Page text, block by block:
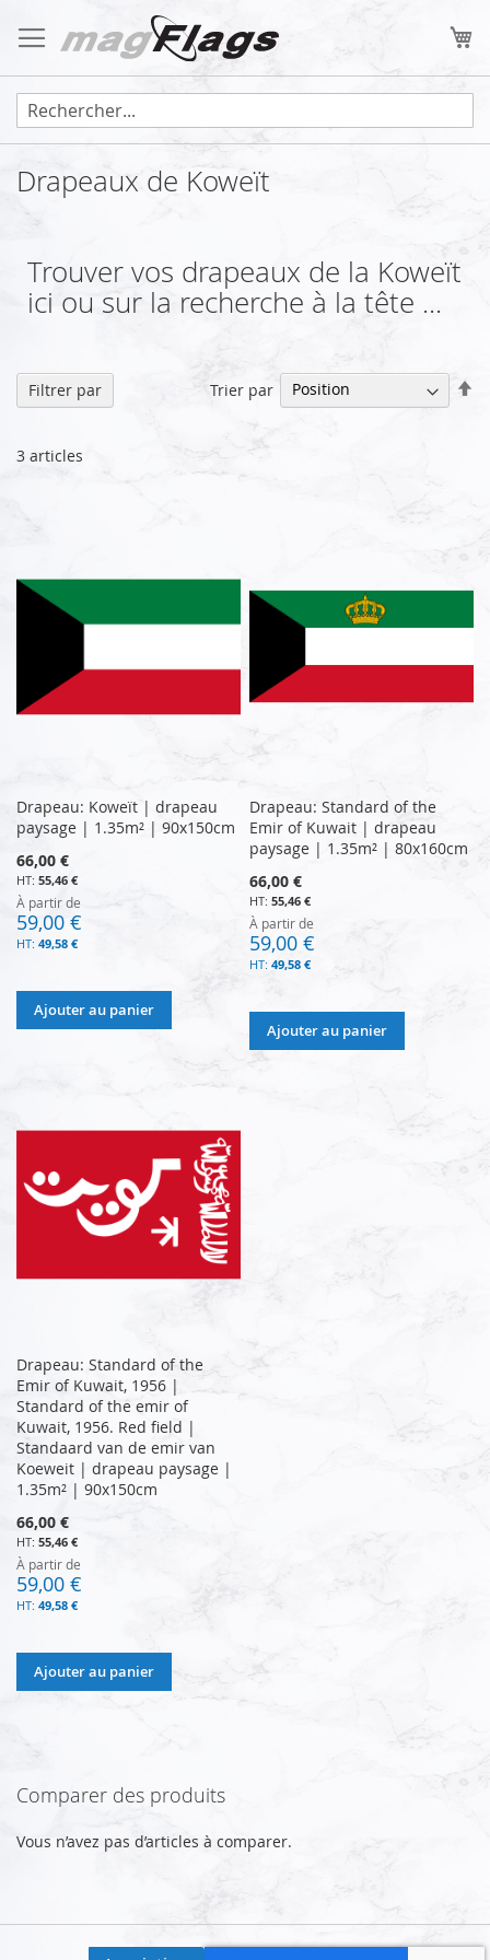
au
contenu
Drapeaux de Koweït
Trouver vos drapeaux de la Koweït
ici ou sur la recherche à la tête ...
3 articles
Trier par
Drapeau: Koweït | drapeau
paysage | 1.35m² | 90x150cm
66,00 €
55,46 €
À partir de
59,00 €
49,58 €
Ajouter au panier
Drapeau: Standard of the
Emir of Kuwait | drapeau
paysage | 1.35m² | 80x160cm
66,00 €
55,46 €
À partir de
59,00 €
49,58 €
Ajouter au panier
Drapeau: Standard of the
Emir of Kuwait, 1956 |
Standard of the emir of
Kuwait, 1956. Red field |
Standaard van de emir van
Koeweit | drapeau paysage |
1.35m² | 90x150cm
66,00 €
55,46 €
À partir de
59,00 €
49,58 €
Ajouter au panier
Filtrer par
Comparer des produits
Vous n’avez pas d’articles à comparer.